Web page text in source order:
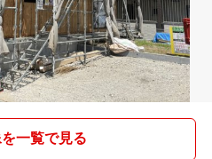
一覧で見る